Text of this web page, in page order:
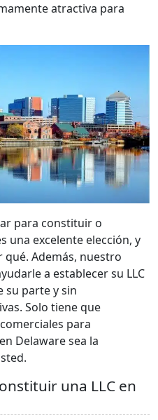
atractiva para
para constituir o
una excelente elección, y
Además, nuestro
a establecer su LLC
su parte y sin
Solo tiene que
para
Delaware sea la
una LLC en